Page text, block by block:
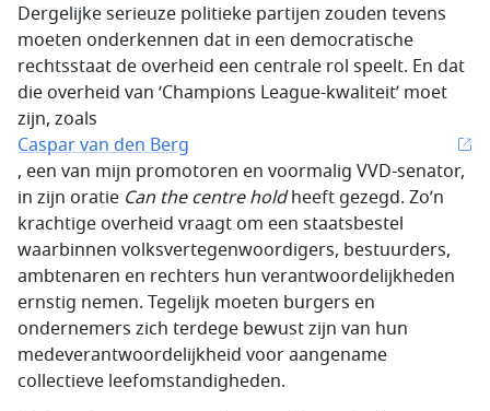
Dergelijke serieuze politieke partijen zouden tevens
moeten onderkennen dat in een democratische
rechtsstaat de overheid een centrale rol speelt. En dat
die overheid van ‘Champions League-kwaliteit’ moet
zijn, zoals
Caspar van den Berg
, een van mijn promotoren en voormalig VVD-senator,
in zijn oratie Can the centre holdheeft gezegd. Zo’n
krachtige overheid vraagt om een staatsbestel
waarbinnen volksvertegenwoordigers, bestuurders,
ambtenaren en rechters hun verantwoordelijkheden
ernstig nemen. Tegelijk moeten burgers en
ondernemers zich terdege bewust zijn van hun
medeverantwoordelijkheid voor aangename
collectieve leefomstandigheden.